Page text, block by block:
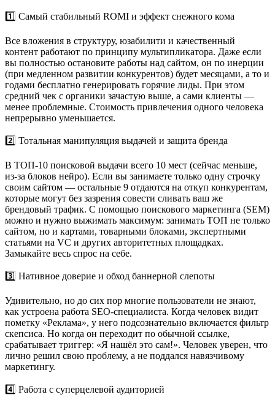
1️⃣ Самый стабильный ROMI и эффект снежного кома
Все вложения в структуру, юзабилити и качественный
контент работают по принципу мультипликатора. Даже если
вы полностью остановите работы над сайтом, он по инерции
(при медленном развитии конкурентов) будет месяцами, а то и
годами бесплатно генерировать горячие лиды. При этом
средний чек с органики зачастую выше, а сами клиенты —
менее проблемные. Стоимость привлечения одного человека
непрерывно уменьшается.
2️⃣ Тотальная манипуляция выдачей и защита бренда
В ТОП-10 поисковой выдачи всего 10 мест (сейчас меньше,
из-за блоков нейро). Если вы занимаете только одну строчку
своим сайтом — остальные 9 отдаются на откуп конкурентам,
которые могут без зазрения совести сливать ваш же
брендовый трафик. С помощью поискового маркетинга (SEM)
можно и нужно выжимать максимум: занимать ТОП не только
сайтом, но и картами, товарными блоками, экспертными
статьями на VC и других авторитетных площадках.
Замыкайте весь спрос на себе.
3️⃣ Нативное доверие и обход баннерной слепоты
Удивительно, но до сих пор многие пользователи не знают,
как устроена работа SEO-специалиста. Когда человек видит
пометку «Реклама», у него подсознательно включается фильтр
скепсиса. Но когда он переходит по обычной ссылке,
срабатывает триггер: «Я нашёл это сам!». Человек уверен, что
лично решил свою проблему, а не поддался навязчивому
маркетингу.
4️⃣ Работа с суперцелевой аудиторией